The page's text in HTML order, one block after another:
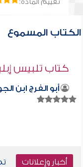
تقييم المادة:
الكتاب المسموع
كتاب تلبيس
أبو الفرج ابن
أخبار وإعلانات